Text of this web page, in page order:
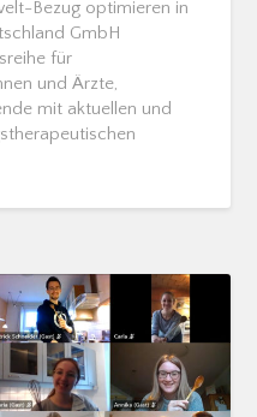
Bezug optimieren in
GmbH
für
und Ärzte,
mit aktuellen und